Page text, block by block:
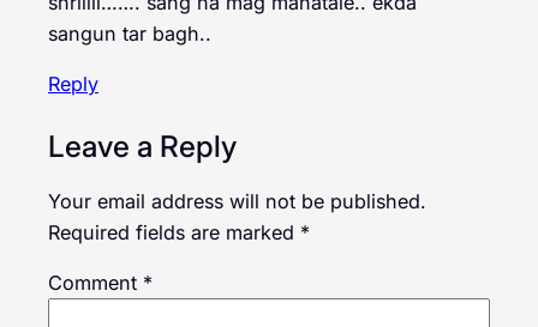
sangun tar bagh..
Reply
Leave a Reply
Your email address will not be published.
Required fields are marked *
Comment *